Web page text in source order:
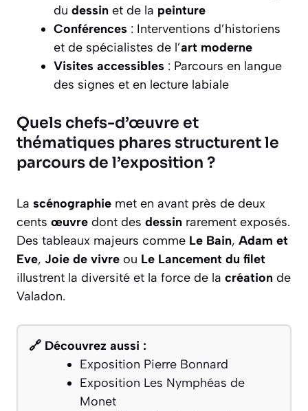
du dessin et de la peinture
Conférences : Interventions d’historiens
et de spécialistes de l’art moderne
Visites accessibles : Parcours en langue
des signes et en lecture labiale
Quels chefs-d’œuvre et
thématiques phares structurent le
parcours de l’exposition ?
La scénographie met en avant près de deux
cents œuvre dont des dessin rarement exposés.
Des tableaux majeurs comme Le Bain, Adam et
Eve, Joie de vivre ou Le Lancement du filet
illustrent la diversité et la force de la création de
Valadon.
🔗 Découvrez aussi :
Exposition Pierre Bonnard
Exposition Les Nymphéas de
Monet